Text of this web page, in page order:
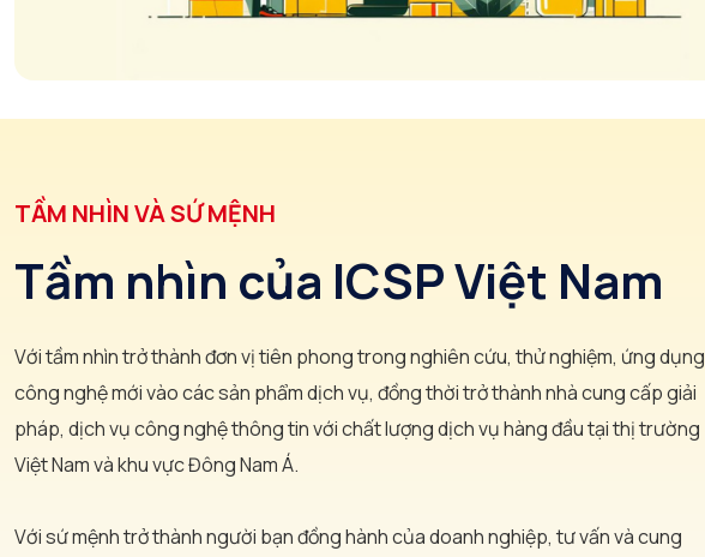
TẦM NHÌN VÀ SỨ MỆNH
Tầm nhìn của ICSP Việt Nam
Với tầm nhìn trở thành đơn vị tiên phong trong nghiên cứu, thử nghiệm, ứng dụng
công nghệ mới vào các sản phẩm dịch vụ, đồng thời trở thành nhà cung cấp giải
pháp, dịch vụ công nghệ thông tin với chất lượng dịch vụ hàng đầu tại thị trường
Việt Nam và khu vực Đông Nam Á.
Với sứ mệnh trở thành người bạn đồng hành của doanh nghiệp, tư vấn và cung